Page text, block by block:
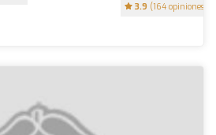
3.9 (164 opiniones)